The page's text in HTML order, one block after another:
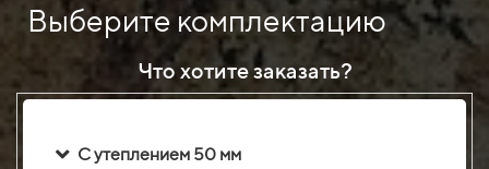
Выберите комплектацию
Что хотите заказать?
С утеплением 50 мм